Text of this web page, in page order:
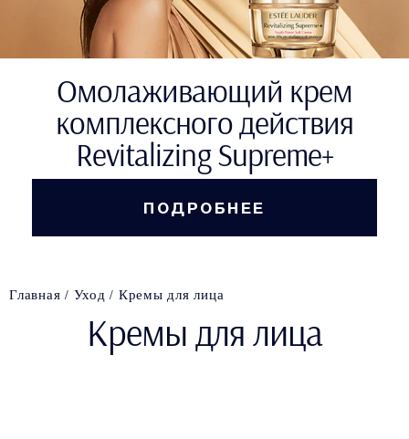
Омолаживающий крем
комплексного действия
Revitalizing Supreme+
ПОДРОБНЕЕ
Главная Уход Кремы для лица
Кремы для лица